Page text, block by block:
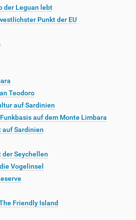
der Leguan lebt
Punkt der EU
Teodoro
auf Sardinien
auf dem Monte Limbara
auf Sardinien
der Seychellen
Vogelinsel
Friendly Island